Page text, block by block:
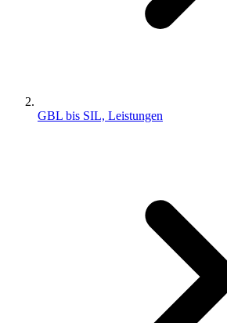
GBL bis SIL, Leistungen